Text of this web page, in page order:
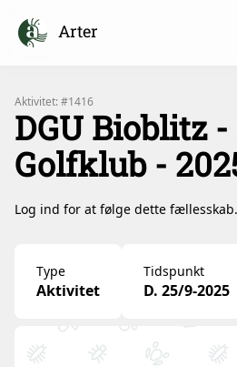
Arter
Aktivitet: #1416
DGU Bioblitz
Golfklub -
Log ind for at følge dette fællesskab.
Type
Aktivitet
Tidspunkt
D. 25/9-2025